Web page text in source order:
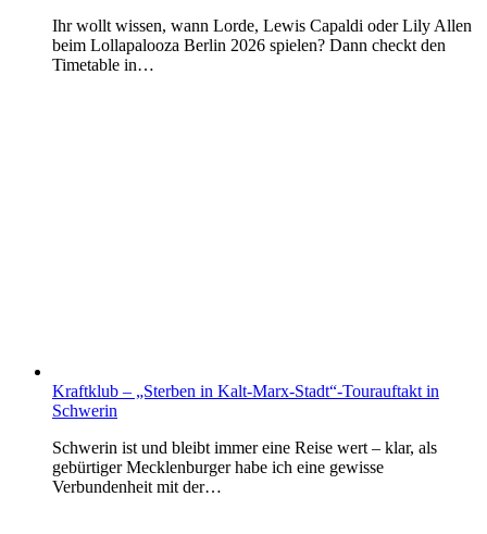
Ihr wollt wissen, wann Lorde, Lewis Capaldi oder Lily Allen
beim Lollapalooza Berlin 2026 spielen? Dann checkt den
Timetable in…
Kraftklub – „Sterben in Kalt-Marx-Stadt“-Tourauftakt in
Schwerin
Schwerin ist und bleibt immer eine Reise wert – klar, als
gebürtiger Mecklenburger habe ich eine gewisse
Verbundenheit mit der…